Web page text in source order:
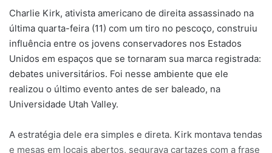
Charlie Kirk, ativista americano de direita assassinado na
última quarta-feira (11) com um tiro no pescoço, construiu
influência entre os jovens conservadores nos Estados
Unidos em espaços que se tornaram sua marca registrada:
debates universitários. Foi nesse ambiente que ele
realizou o último evento antes de ser baleado, na
Universidade Utah Valley.
A estratégia dele era simples e direta. Kirk montava tendas
e mesas em locais abertos, segurava cartazes com a frase